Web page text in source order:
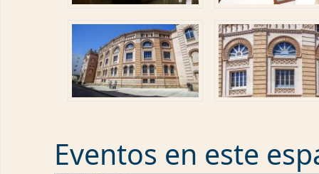
Eventos en este